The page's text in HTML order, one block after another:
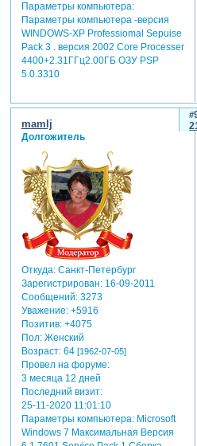
Параметры компьютера:
Параметры компьютера -версия
WINDOWS-XP Professiomal Sepuise
Pack 3 . версия 2002 Core Processer
4400+2.31ГГц2.00ГБ ОЗУ PSP
5.0.3310
mamlj
Долгожитель
Откуда:Санкт-Петербург
Зарегистрирован: 16-09-2011
Сообщений:3273
Уважение: +5916
Позитив: +4075
Пол:Женский
Возраст:64 [1962-07-05]
Провел на форуме:
3 месяца 12 дней
Последний визит:
25-11-2020 11:01:10
Параметры компьютера:Microsoft
Windows 7 Максимальная Версия